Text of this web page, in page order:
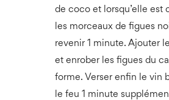
de coco et lorsqu’elle est
les morceaux de figues
revenir 1 minute. Ajouter
et enrober les figues du
forme. Verser enfin le vin
le feu 1 minute